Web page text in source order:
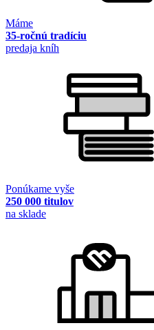
Máme
35-ročnú tradíciu
predaja kníh
Ponúkame vyše
250 000 titulov
na sklade